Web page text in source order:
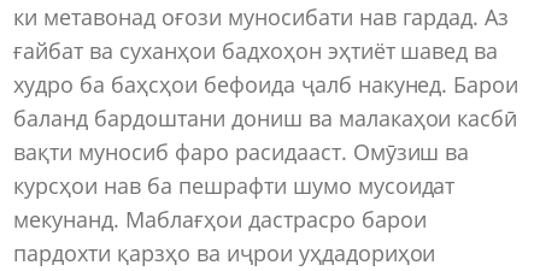
ки метавонад оғози муносибати нав гардад. Аз
ғайбат ва суханҳои бадхоҳон эҳтиёт шавед ва
худро ба баҳсҳои бефоида ҷалб накунед. Барои
баланд бардоштани дониш ва малакаҳои касбӣ
вақти муносиб фаро расидааст. Омӯзиш ва
курсҳои нав ба пешрафти шумо мусоидат
мекунанд. Маблағҳои дастрасро барои
пардохти қарзҳо ва иҷрои уҳдадориҳои